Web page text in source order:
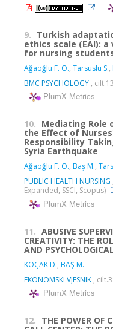
9. Turkish
ethics scale (EAI):
for nursing
Ağaoğlu F. O., Tarsuslu S.,
BMC PSYCHOLOGY ,
PlumX Metrics
10. Mediating Role
the Effect of
Responsibility
Syria Earthquake
Ağaoğlu F. O., Baş M.,
PUBLIC HEALTH NURSING
Expanded, SSCI, Scopus)
PlumX Metrics
11. ABUSIVE
CREATIVITY: THE
AND
KOÇAK D., BAŞ M.
EKONOMSKI VJESNIK ,
PlumX Metrics
12. THE POWER OF